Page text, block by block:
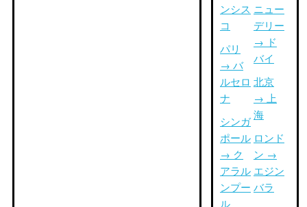
ンシス
コ
パリ
→ バ
ルセロ
ナ
シンガ
ポール
→ ク
アラル
ンプー
ル
ニュー
デリー
→ ド
バイ
北京
→ 上
海
ロンド
ン →
エジン
バラ